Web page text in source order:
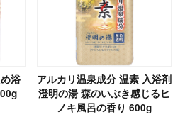
浴
アルカリ温泉成分 温素 入浴剤
澄明の湯 森のいぶき感じるヒ
ノキ風呂の香り 600g